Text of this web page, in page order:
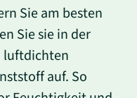
Sie am besten
Sie sie in der
luftdichten
auf. So